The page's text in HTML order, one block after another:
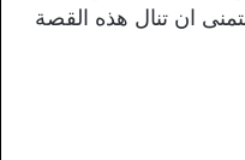
ان تنال هذه القصة